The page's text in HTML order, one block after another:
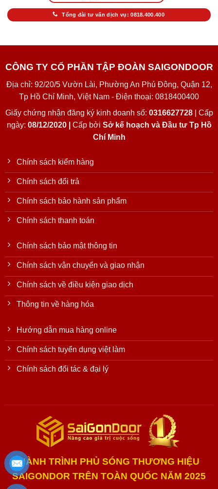
Tổng đài tư vấn dịch vụ: 0818.400.400
CÔNG TY CỔ PHẦN TẬP ĐOÀN SAIGONDOOR
Địa chỉ: 92/20/5 Vườn Lài, Phường An Phú Đông, Quận 12,
Tp Hồ Chí Minh, Việt Nam - Điện thoại: 0818400400
Giấy chứng nhận đăng ký kinh doanh số: 0316627728| Cấp
ngày: 08/12/2020 | Cấp bởi Sở kế hoạch và Đầu tư Tp Hồ
Chí Minh
Chính sách kiểm hàng
Chính sách đổi trả
Chính sách bảo hành sản phẩm
Chính sách thanh toán
Chính sách bảo mật thông tin
Chính sách vận chuyển và giao nhận
Chính sách về điều kiện giao dịch
Thông tin về hàng hóa
Hướng dẫn mua hàng online
Chính sách tuyển dụng việt làm
Chính sách đối tác & đại lý
HÀNH TRÌNH PHỦ SÓNG THƯƠNG HIỆU
SAIGONDOR TRÊN TOÀN QUỐC NĂM 2025